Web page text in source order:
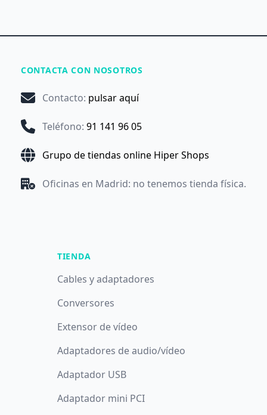
CONTACTA CON NOSOTROS
Contacto: pulsar aquí
Teléfono: 91 141 96 05
Grupo de tiendas online Hiper Shops
Oficinas en Madrid: no tenemos tienda física.
TIENDA
Cables y adaptadores
Conversores
Extensor de vídeo
Adaptadores de audio/vídeo
Adaptador USB
Adaptador mini PCI